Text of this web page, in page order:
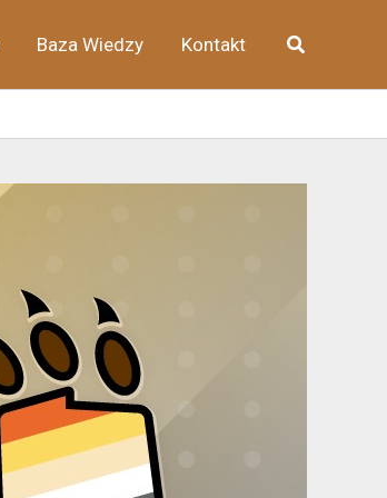
Baza Wiedzy Kontakt Szukaj